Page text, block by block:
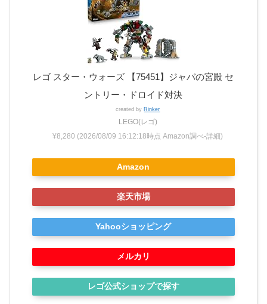
レゴ スター・ウォーズ 【75451】ジャバの宮殿 セ
ントリー・ドロイド対決
created by Rinker
LEGO(レゴ)
¥8,280 (2026/08/09 16:12:18時点 Amazon調べ-詳細)
Amazon
楽天市場
Yahooショッピング
メルカリ
レゴ公式ショップで探す